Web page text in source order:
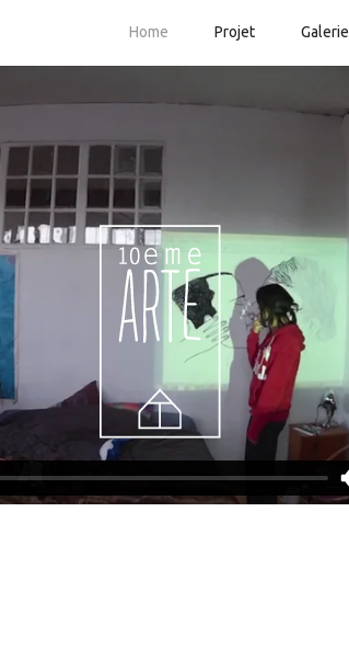
Home Projet Galerie